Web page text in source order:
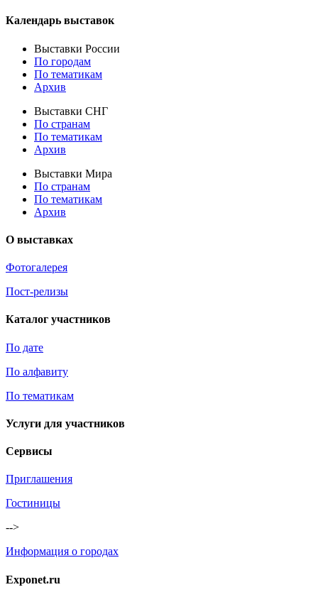
Календарь выставок
Выставки России
По городам
По тематикам
Архив
Выставки СНГ
По странам
По тематикам
Архив
Выставки Мира
По странам
По тематикам
Архив
О выставках
Фотогалерея
Пост-релизы
Каталог участников
По дате
По алфавиту
По тематикам
Услуги для участников
Сервисы
Приглашения
Гостиницы
-->
Информация о городах
Exponet.ru